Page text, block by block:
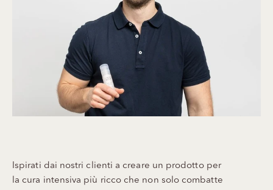
Ispirati dai nostri clienti a creare un prodotto per
la cura intensiva più ricco che non solo combatte